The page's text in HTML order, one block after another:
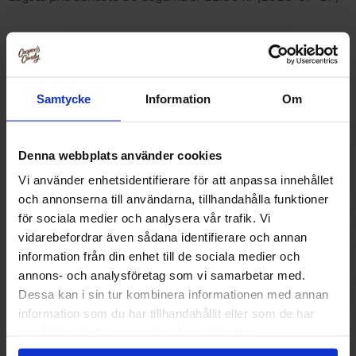
Samtycke Information Om
Denna webbplats använder cookies
Vi använder enhetsidentifierare för att anpassa innehållet
och annonserna till användarna, tillhandahålla funktioner
för sociala medier och analysera vår trafik. Vi
vidarebefordrar även sådana identifierare och annan
information från din enhet till de sociala medier och
annons- och analysföretag som vi samarbetar med.
Dessa kan i sin tur kombinera informationen med annan
information som du har tillhandahållit eller som de har
40g
Flavour